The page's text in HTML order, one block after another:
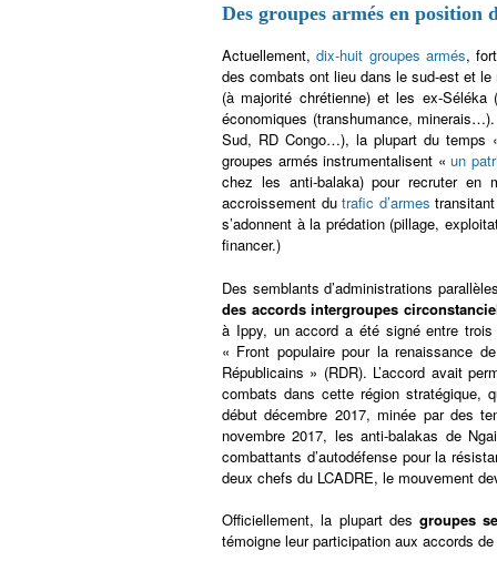
Des groupes armés en position
Actuellement,dix-huit groupes armés,
des combats ont lieu dans le sud-est et
(à majorité chrétienne) et les ex-Séléka
économiques (transhumance,
Sud, RD Congo…), la plupart du temps
groupes armés instrumentalisent «un
chez les anti-balaka) pour recruter en
accroissement dutrafic d’armes
s’adonnent à la prédation (pillage,
financer.)
Des semblants d’administrations
des accords intergroupes
à Ippy, un accord a été signé entre
« Front populaire pour la renaissance
Républicains » (RDR). L’accord avait
combats dans cette région stratégique,
début décembre 2017, minée par des
novembre 2017, les anti-balakas de
combattants d’autodéfense pour la
deux chefs du LCADRE, le mouvement
Officiellement, la plupart desgroupes
témoigne leur participation aux accords